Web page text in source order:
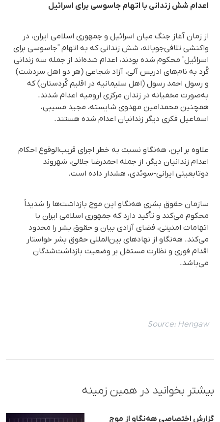
اعدام شش زندانی با اتهام جاسوسی برای اسرائیل
از زمان آغاز جنگ میان اسرائیل و جمهوری اسلامی ایران، در
واکنشی تلافی‌جویانه، شش زندانی که به اتهام "جاسوسی برای
اسرائیل" محکوم شده بودند، اعدام شده‌اند از جملە سە زندانی
کُرد بە نام‌های ادریس آلی، آزاد شجاعی (هر دو اهل سردشت)
و رسول احمد رسول (اهل سلیمانیه در اقلیم کُردستان) کە
به‌صورت مخفیانه در زندان مرکزی ارومیه اعدام شدند.
همچنین محمدامین مهدوی شایسته، مجید مسیبی،
اسماعیل فکری دیگر زندانیان اعدام شدە هستند.
علاوه بر این، هه‌نگاو نسبت به خطر اجرای قریب‌الوقوع احکام
اعدام زندانیان دیگر، از جمله احمدرضا جلالی، شهروند
دوتابعیتی ایرانی-سوئدی، هشدار داده است.
سازمان حقوق بشری هه‌نگاو این موج بازداشت‌ها را شدیداً
محکوم می‌کند و تأکید دارد که جمهوری اسلامی ایران با
اتهامات امنیتی، فضای آزادی بیان و حقوق بشر را محدود
می‌کند. هه‌نگاو از نهادهای بین‌المللی حقوق بشر خواستار
اقدام فوری و نظارت مستقل بر وضعیت بازداشت‌شدگان
می‌باشد.
Source: Hengaw
بیشتر بخوانید در همین زمینه
گزارش اختصاصی هه‌نگاو از موج